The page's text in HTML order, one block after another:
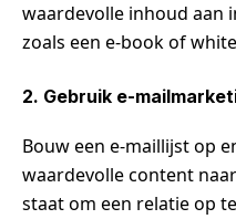
waardevolle inhoud aan
zoals een e-book of
2. Gebruik e-
Bouw een e-maillijst op
waardevolle content
staat om een relatie op